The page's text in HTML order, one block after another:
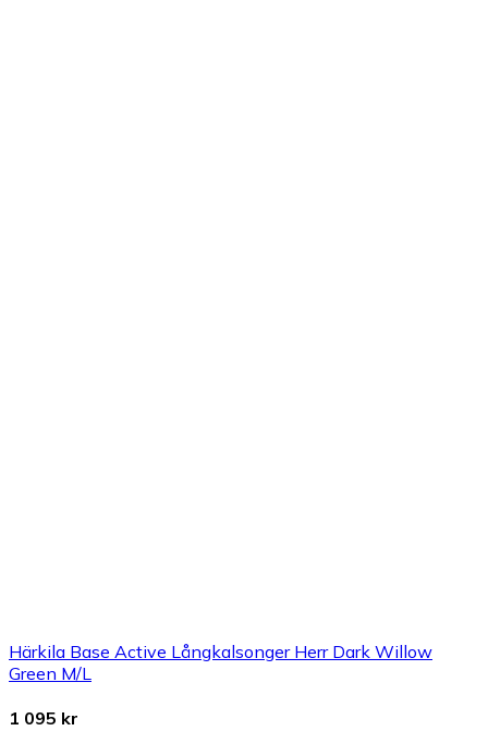
Härkila Base Active Långkalsonger Herr Dark Willow
Green M/L
1 095 kr